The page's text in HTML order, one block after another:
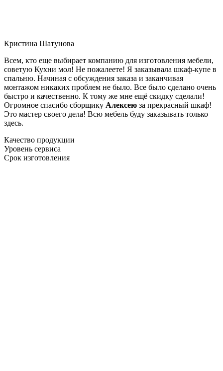
Кристина Шатунова
Всем, кто еще выбирает компанию для изготовления мебели,
советую Кухни мол! Не пожалеете! Я заказывала шкаф-купе в
спальню. Начиная с обсуждения заказа и заканчивая
монтажом никаких проблем не было. Все было сделано очень
быстро и качественно. К тому же мне ещё скидку сделали!
Огромное спасибо сборщику Алексею за прекрасный шкаф!
Это мастер своего дела! Всю мебель буду заказывать только
здесь.
Качество продукции
Уровень сервиса
Срок изготовления